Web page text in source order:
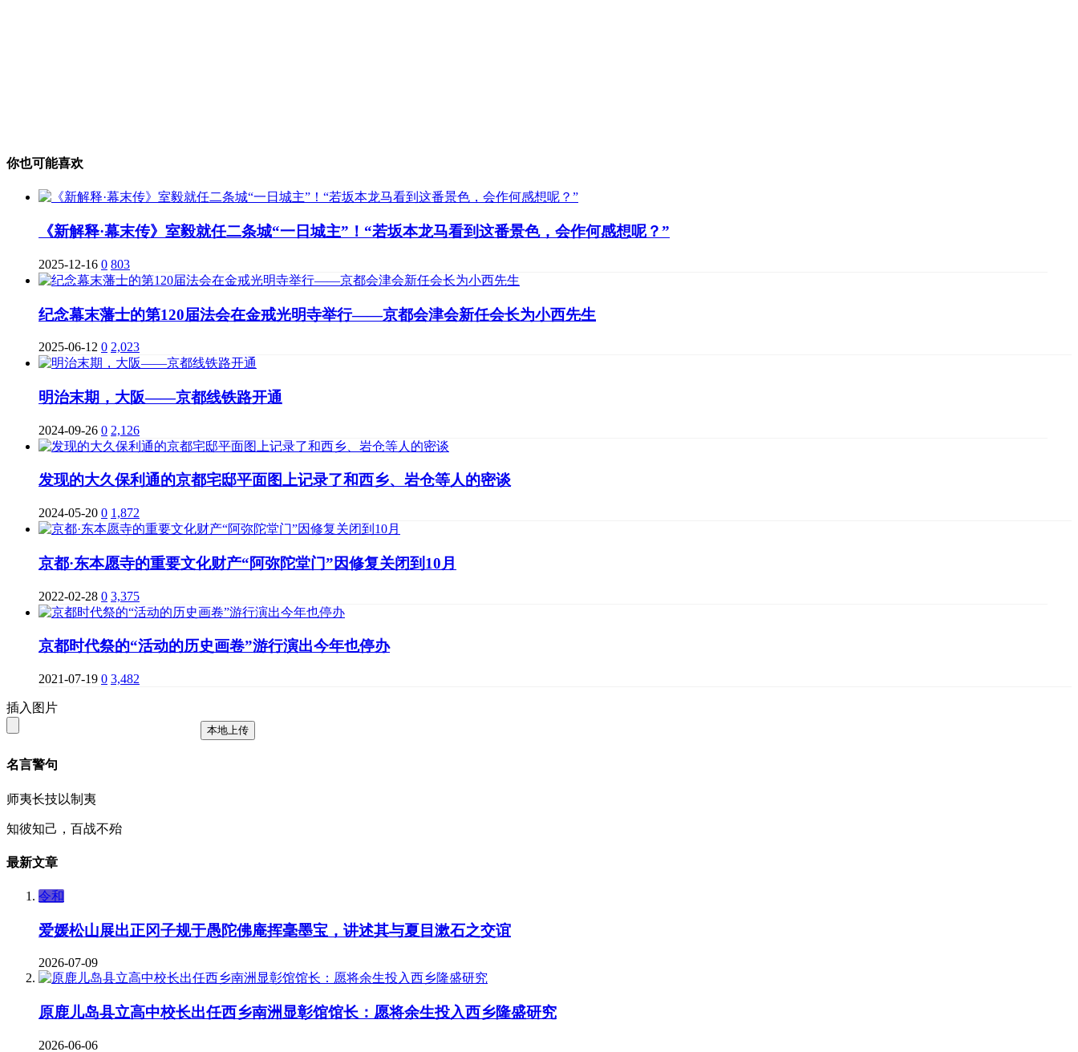
你也可能喜欢
《新解释·幕末传》室毅就任二条城“一日城主”！“若坂本龙马看到这番景色，会作何感想呢？”
2025-12-16 0 803
纪念幕末藩士的第120届法会在金戒光明寺举行——京都会津会新任会长为小西先生
2025-06-12 0 2,023
明治末期，大阪——京都线铁路开通
2024-09-26 0 2,126
发现的大久保利通的京都宅邸平面图上记录了和西乡、岩仓等人的密谈
2024-05-20 0 1,872
京都·东本愿寺的重要文化财产“阿弥陀堂门”因修复关闭到10月
2022-02-28 0 3,375
京都时代祭的“活动的历史画卷”游行演出今年也停办
2021-07-19 0 3,482
插入图片
本地上传
名言警句
师夷长技以制夷
知彼知己，百战不殆
最新文章
令和
爱媛松山展出正冈子规于愚陀佛庵挥毫墨宝，讲述其与夏目漱石之交谊
2026-07-09
原鹿儿岛县立高中校长出任西乡南洲显彰馆馆长：愿将余生投入西乡隆盛研究
2026-06-06